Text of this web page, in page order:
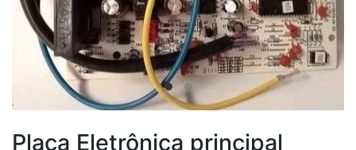
Placa Eletrônica principal